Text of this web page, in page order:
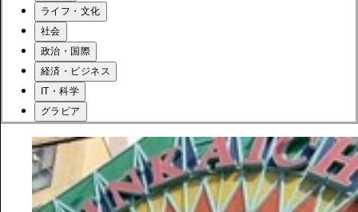
ライフ・文化
社会
政治・国際
経済・ビジネス
IT・科学
グラビア